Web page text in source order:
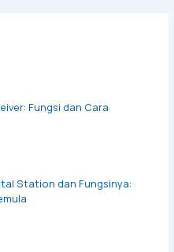
Fungsi dan Cara
Station dan Fungsinya: